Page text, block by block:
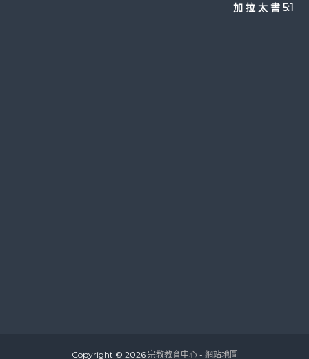
加 拉 太 書 5:1
Copyright © 2026 宗教教育中心- 網站地圖